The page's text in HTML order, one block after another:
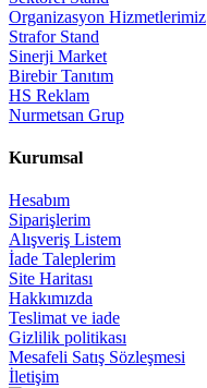
Organizasyon Hizmetlerimiz
Strafor Stand
Sinerji Market
Birebir Tanıtım
HS Reklam
Nurmetsan Grup
Kurumsal
Hesabım
Siparişlerim
Alışveriş Listem
İade Taleplerim
Site Haritası
Hakkımızda
Teslimat ve iade
Gizlilik politikası
Mesafeli Satış Sözleşmesi
İletişim